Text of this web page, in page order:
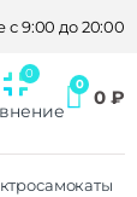
с 9:00 до 20:00
0 ₽